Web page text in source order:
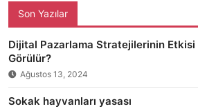
Son Yazılar
Dijital Pazarlama Stratejilerinin Etkisi
Görülür?
Ağustos 13, 2024
Sokak hayvanları yasası